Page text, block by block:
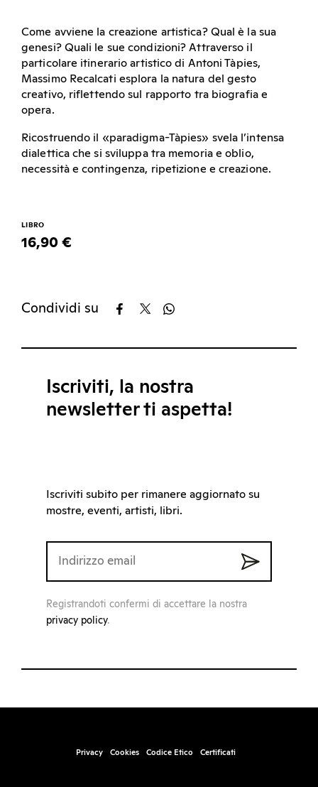
Come avviene la creazione artistica? Qual è la sua
genesi? Quali le sue condizioni? Attraverso il
particolare itinerario artistico di Antoni Tàpies,
Massimo Recalcati esplora la natura del gesto
creativo, riflettendo sul rapporto tra biografia e
opera.
Ricostruendo il «paradigma-Tàpies» svela l’intensa
dialettica che si sviluppa tra memoria e oblio,
necessità e contingenza, ripetizione e creazione.
LIBRO
16,90 €
Condividi su
Iscriviti, la nostra
newsletter ti aspetta!
Iscriviti subito per rimanere aggiornato su
mostre, eventi, artisti, libri.
Registrandoti confermi di accettare la nostra
privacy policy.
Privacy Cookies Codice Etico Certificati